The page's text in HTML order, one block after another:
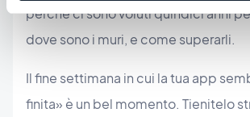
perché ci sono voluti quindici anni
dove sono i muri, e come superarli.
Il fine settimana in cui la tua app
finita» è un bel momento. Tienitelo